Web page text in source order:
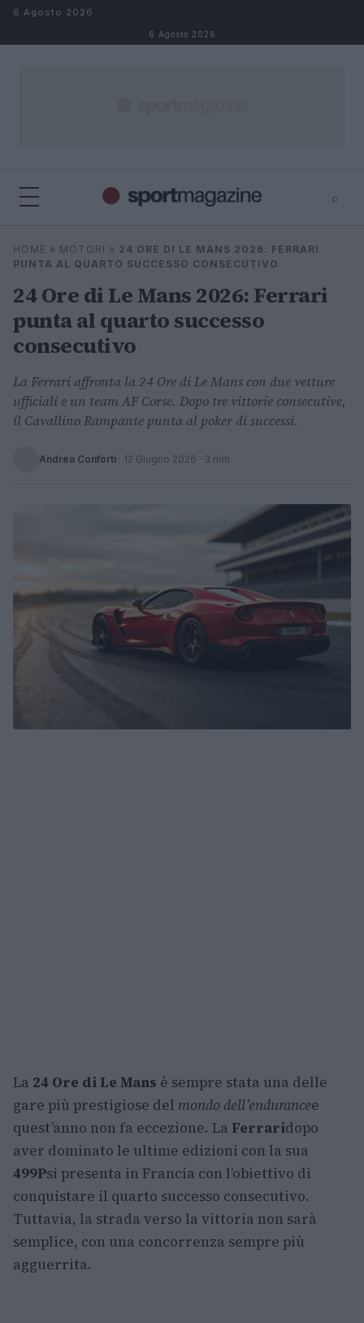
Salta al contenuto
6 Agosto 2026
6 Agosto 2026
⌕
Cerca
⌕
HOME » MOTORI » 24 ORE DI LE MANS 2026: FERRARI
PUNTA AL QUARTO SUCCESSO CONSECUTIVO
24 Ore di Le Mans 2026: Ferrari
punta al quarto successo
consecutivo
La Ferrari affronta la 24 Ore di Le Mans con due vetture
ufficiali e un team AF Corse. Dopo tre vittorie consecutive,
il Cavallino Rampante punta al poker di successi.
Andrea Conforti · 12 Giugno 2026 · 3 min
La 24 Ore di Le Mans è sempre stata una delle
gare più prestigiose del mondo dell’endurancee
quest’anno non fa eccezione. La Ferraridopo
aver dominato le ultime edizioni con la sua
499Psi presenta in Francia con l’obiettivo di
conquistare il quarto successo consecutivo.
Tuttavia, la strada verso la vittoria non sarà
semplice, con una concorrenza sempre più
agguerrita.